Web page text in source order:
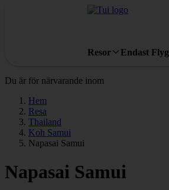
Resor Endast Flyg
Du är för närvarande inom
Hem
Resa
Thailand
Koh Samui
Napasai Samui
Napasai Samui